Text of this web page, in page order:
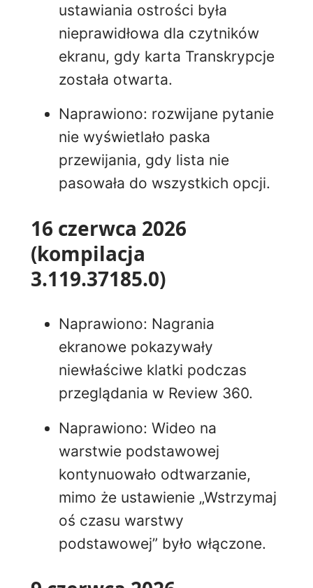
ustawiania ostrości była
nieprawidłowa dla czytników
ekranu, gdy karta Transkrypcje
została otwarta.
Naprawiono: rozwijane pytanie
nie wyświetlało paska
przewijania, gdy lista nie
pasowała do wszystkich opcji.
16 czerwca 2026
(kompilacja
3.119.37185.0)
Naprawiono: Nagrania
ekranowe pokazywały
niewłaściwe klatki podczas
przeglądania w Review 360.
Naprawiono: Wideo na
warstwie podstawowej
kontynuowało odtwarzanie,
mimo że ustawienie „Wstrzymaj
oś czasu warstwy
podstawowej” było włączone.